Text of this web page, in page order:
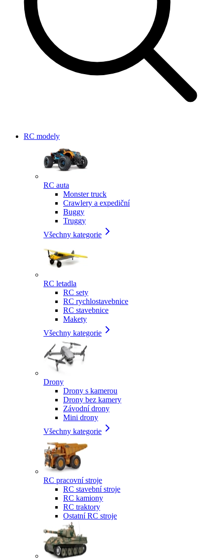
RC modely
RC auta
Monster truck
Crawlery a expediční
Buggy
Truggy
Všechny kategorie
RC letadla
RC sety
RC rychlostavebnice
RC stavebnice
Makety
Všechny kategorie
Drony
Drony s kamerou
Drony bez kamery
Závodní drony
Mini drony
Všechny kategorie
RC pracovní stroje
RC stavební stroje
RC kamiony
RC traktory
Ostatní RC stroje